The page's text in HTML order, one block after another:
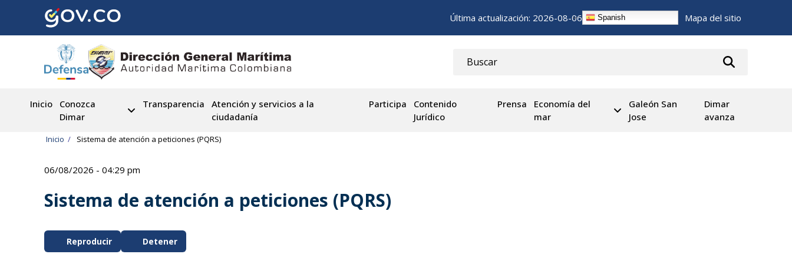
contenido
Última actualización: 2026-08-06 Spanish Mapa del sitio
Inicio
Conozca
Dimar
Transparencia
Atención y servicios a la
ciudadanía
Participa
Contenido
Jurídico
Prensa
Economía del
mar
Galeón San
Jose
Dimar
avanza
Inicio Sistema de atención a peticiones (PQRS)
06/08/2026 - 04:29 pm
Sistema de atención a peticiones (PQRS)
Reproducir Detener